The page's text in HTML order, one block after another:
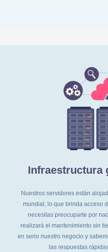
Infraestructura
Nuestros servidores están
mundial, lo que brinda acceso
necesitas preocuparte por
realizará el mantenimiento sin
en serio nuestro negocio y
las respuestas